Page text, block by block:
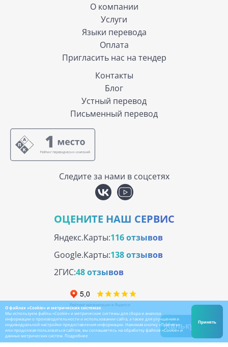
О компании
Услуги
Языки перевода
Оплата
Пригласить нас на тендер
Контакты
Блог
Устный перевод
Письменный перевод
Следите за нами в соцсетях
ОЦЕНИТЕ НАШ СЕРВИС
Яндекс.Карты:116 отзывов
Google.Карты:138 отзывов
2ГИС:48 отзывов
Калькулятор
О файлах «Cookie» и метрических системах
Мы используем файлы «Cookie» и метрические системы для сбора и анализа
информации о производительности и использовании сайта, а также для улучшения и
индивидуальной настройки предоставления информации. Нажимая кнопку «Принять»
или продолжая пользоваться сайтом, вы соглашаетесь на обработку файлов «Cookie» и
данных метрических систем. Подробнее
Принять